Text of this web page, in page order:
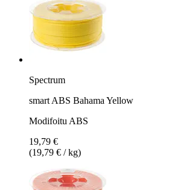
Spectrum
smart ABS Bahama Yellow
Modifoitu ABS
19,79 €
(19,79 € / kg)